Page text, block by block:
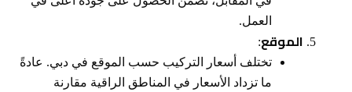
العمل.
الموقع:
تختلف أسعار التركيب حسب الموقع في دبي. عادةً
ما تزداد الأسعار في المناطق الراقية مقارنة